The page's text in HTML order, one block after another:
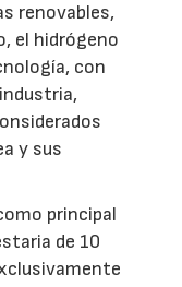
renovables,
el hidrógeno
con
y sus
principal
de 10